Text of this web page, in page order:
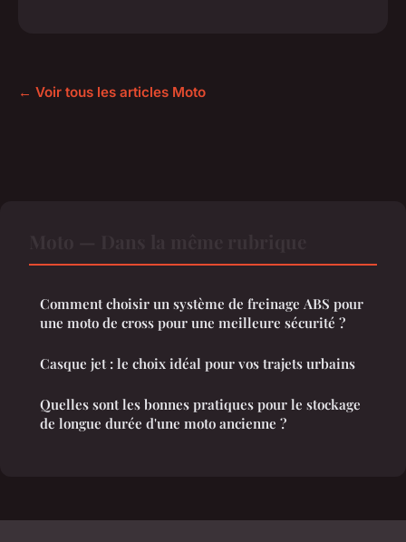
← Voir tous les articles Moto
Comment choisir un système de freinage ABS pour
une moto de cross pour une meilleure sécurité ?
Casque jet : le choix idéal pour vos trajets urbains
Quelles sont les bonnes pratiques pour le stockage
de longue durée d'une moto ancienne ?